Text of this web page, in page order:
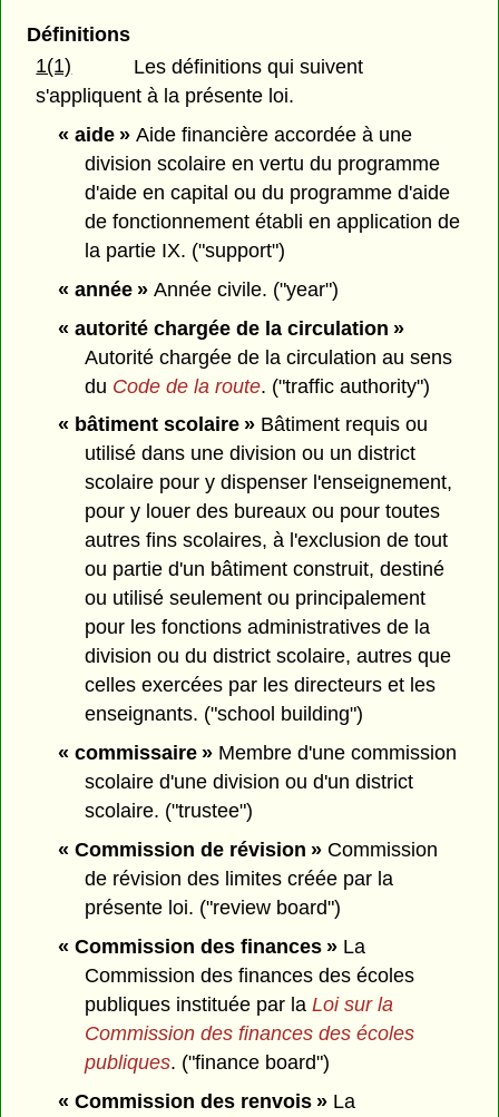
Définitions
1(1)
Les définitions qui suivent
s'appliquent à la présente loi.
« aide »Aide financière accordée à une
division scolaire en vertu du programme
d'aide en capital ou du programme d'aide
de fonctionnement établi en application de
la partie IX. ("support")
« année »Année civile. ("year")
« autorité chargée de la circulation »
Autorité chargée de la circulation au sens
du Code de la route. ("traffic authority")
« bâtiment scolaire »Bâtiment requis ou
utilisé dans une division ou un district
scolaire pour y dispenser l'enseignement,
pour y louer des bureaux ou pour toutes
autres fins scolaires, à l'exclusion de tout
ou partie d'un bâtiment construit, destiné
ou utilisé seulement ou principalement
pour les fonctions administratives de la
division ou du district scolaire, autres que
celles exercées par les directeurs et les
enseignants. ("school building")
« commissaire »Membre d'une commission
scolaire d'une division ou d'un district
scolaire. ("trustee")
« Commission de révision »Commission
de révision des limites créée par la
présente loi. ("review board")
« Commission des finances »La
Commission des finances des écoles
publiques instituée par laLoi sur la
Commission des finances des écoles
publiques. ("finance board")
« Commission des renvois »La